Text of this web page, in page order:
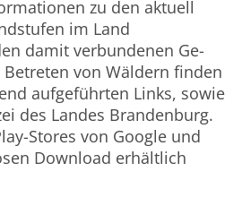
zu den aktuell
im Land
damit verbundenen Ge-
von Wäldern finden
aufgeführten Links, sowie
des Landes Brandenburg.
Stores von Google und
Download erhältlich